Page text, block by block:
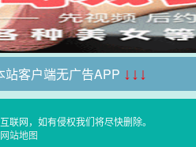
客户端无广告APP ↓↓↓
联网，如有侵权我们将尽快删除。
网站地图